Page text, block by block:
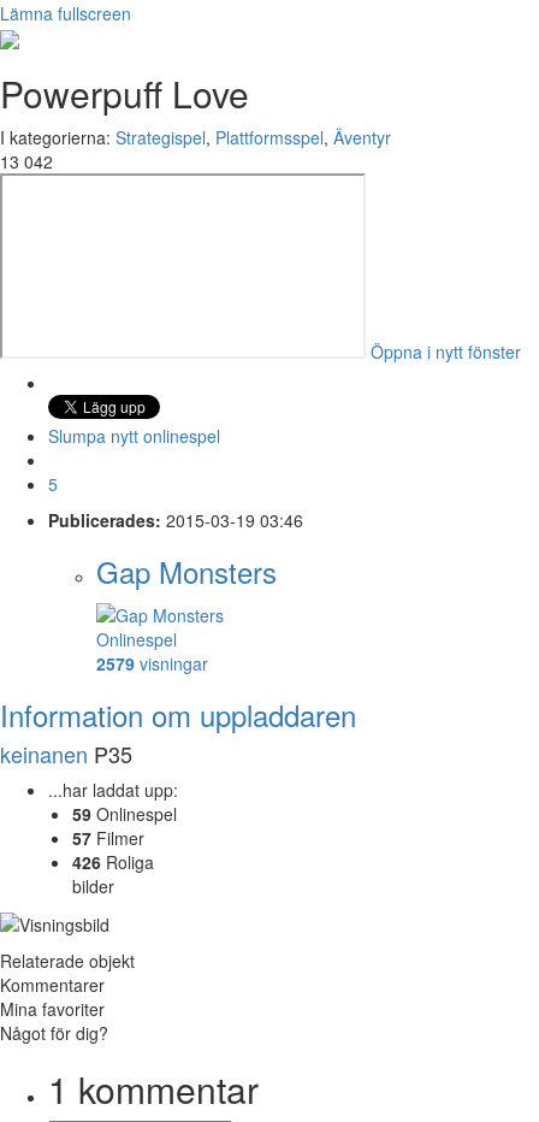
Lämna fullscreen
Powerpuff Love
I kategorierna: Strategispel, Plattformsspel, Äventyr
13 042
Öppna i nytt fönster
Slumpa nytt onlinespel
5
Publicerades: 2015-03-19 03:46
Gap Monsters
Onlinespel
2579 visningar
Information om uppladdaren
keinanen P35
...har laddat upp:
59 Onlinespel
57 Filmer
426 Roliga
bilder
Relaterade objekt
Kommentarer
Mina favoriter
Något för dig?
1 kommentar